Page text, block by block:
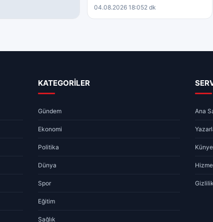
04.08.2026 18:052 dk
KATEGORİLER
Gündem
Ekonomi
Politika
Dünya
Spor
Eğitim
Sağlık
Ana
Künye